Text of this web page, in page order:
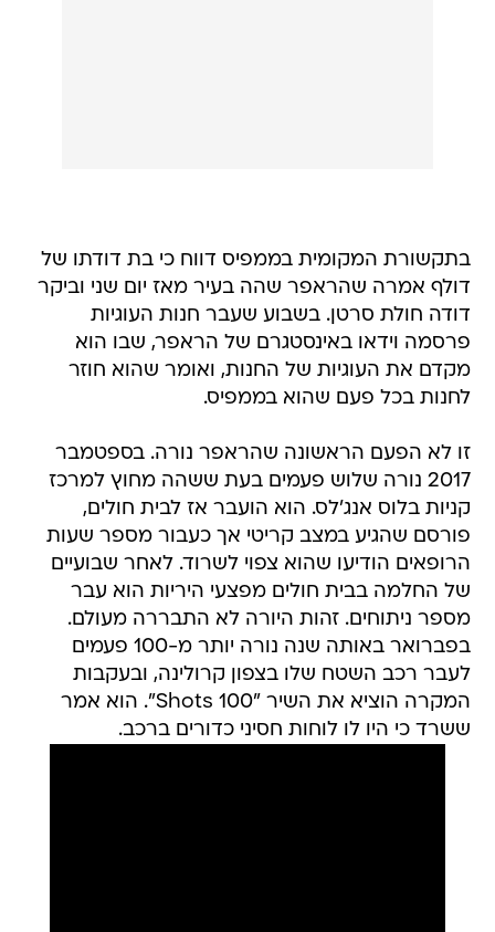
בתקשורת המקומית בממפיס דווח כי בת דודתו של
דולף אמרה שהראפר שהה בעיר מאז יום שני וביקר
דודה חולת סרטן. בשבוע שעבר חנות העוגיות
פרסמה וידאו באינסטגרם של הראפר, שבו הוא
מקדם את העוגיות של החנות, ואומר שהוא חוזר
לחנות בכל פעם שהוא בממפיס.
זו לא הפעם הראשונה שהראפר נורה. בספטמבר
2017 נורה שלוש פעמים בעת ששהה מחוץ למרכז
קניות בלוס אנג'לס. הוא הועבר אז לבית חולים,
פורסם שהגיע במצב קריטי אך כעבור מספר שעות
הרופאים הודיעו שהוא צפוי לשרוד. לאחר שבועיים
של החלמה בבית חולים מפצעי היריות הוא עבר
מספר ניתוחים. זהות היורה לא התבררה מעולם.
בפברואר באותה שנה נורה יותר מ-100 פעמים
לעבר רכב השטח שלו בצפון קרולינה, ובעקבות
המקרה הוציא את השיר "100 Shots". הוא אמר
ששרד כי היו לו לוחות חסיני כדורים ברכב.